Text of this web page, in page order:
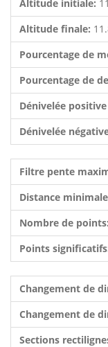
Altitude initiale:
Altitude finale:
Pourcentage de
Pourcentage de
Dénivelée
Dénivelée
Filtre pente
Distance
Nombre de points:
Points
Changement de
Changement de
Sections